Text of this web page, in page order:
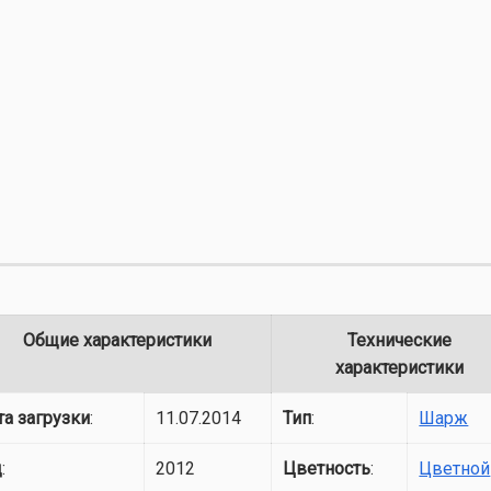
Общие характеристики
Технические
характеристики
загрузки: 11.07.2014 Тип: Шарж
: 2012 Цветность: Цветной